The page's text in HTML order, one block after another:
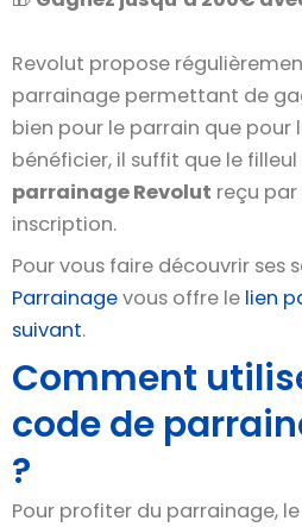
Revolut propose
parrainage permettant de
bien pour le parrain que pour
bénéficier, il suffit que le filleul
parrainage Revolut reçu par
inscription.
Pour vous faire découvrir ses
Parrainagevous offre le lien
suivant.
Comment
code de
?
Pour profiter du parrainage,